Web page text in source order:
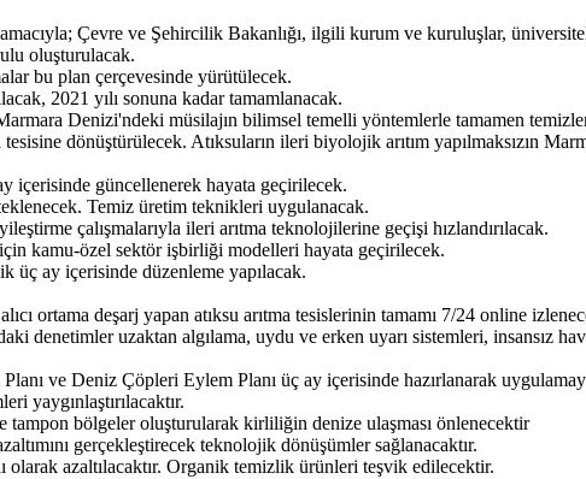
Çevre ve Şehircilik Bakanlığı, ilgili kurum ve kuruluşlar,
oluşturulacak.
bu plan çerçevesinde yürütülecek.
2021 yılı sonuna kadar tamamlanacak.
Denizi'ndeki müsilajın bilimsel temelli yöntemlerle tamamen
dönüştürülecek. Atıksuların ileri biyolojik arıtım yapılmaksızın
içerisinde güncellenerek hayata geçirilecek.
Temiz üretim teknikleri uygulanacak.
çalışmalarıyla ileri arıtma teknolojilerine geçişi hızlandırılacak.
kamu-özel sektör işbirliği modelleri hayata geçirilecek.
üç ay içerisinde düzenleme yapılacak.
ortama deşarj yapan atıksu arıtma tesislerinin tamamı 7/24 online
uzaktan algılama, uydu ve erken uyarı sistemleri, insansız
ve Deniz Çöpleri Eylem Planı üç ay içerisinde hazırlanarak
yaygınlaştırılacaktır.
bölgeler oluşturularak kirliliğin denize ulaşması önlenecektir
gerçekleştirecek teknolojik dönüşümler sağlanacaktır.
azaltılacaktır. Organik temizlik ürünleri teşvik edilecektir.